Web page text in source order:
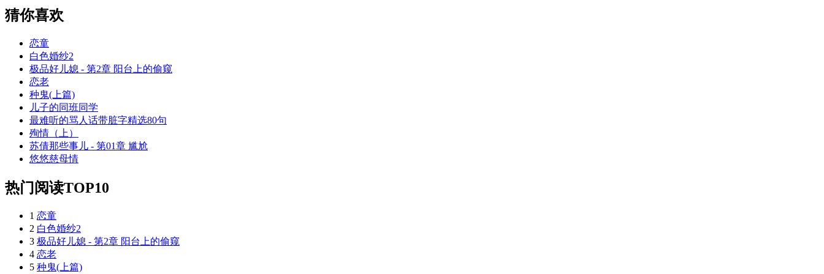
猜你喜欢
恋童
白色婚纱2
极品好儿媳 - 第2章 阳台上的偷窥
恋老
种鬼(上篇)
儿子的同班同学
最难听的骂人话带脏字精选80句
殉情（上）
苏倩那些事儿 - 第01章 尴尬
悠悠慈母情
热门阅读TOP10
1 恋童
2 白色婚纱2
3 极品好儿媳 - 第2章 阳台上的偷窥
4 恋老
5 种鬼(上篇)